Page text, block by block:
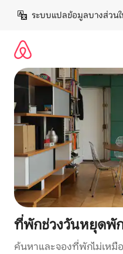
เนื้อหา
ระบบแปลข้อมูลบางส่วน
ที่พักช่วงวันหยุดพั
ค้นหาและจองที่พักไม่เหมือ